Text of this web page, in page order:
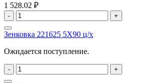
1 528.02 ₽
- +
Зенковка 221625 5X90 ц/х
Ожидается поступление.
- +